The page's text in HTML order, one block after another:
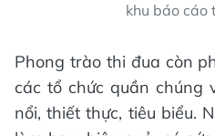
khu báo cáo
Phong trào thi đua còn
các tổ chức quần chúng
nổi, thiết thực, tiêu biểu.